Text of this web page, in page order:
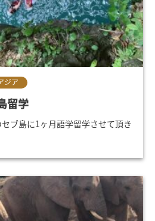
ジア
留学
セブ島に1ヶ月語学留学させて頂き